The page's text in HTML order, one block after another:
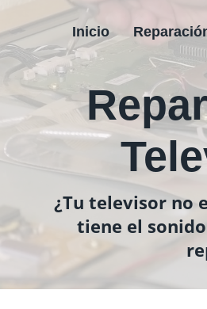
Inicio
¿Tu televisor no
tiene el